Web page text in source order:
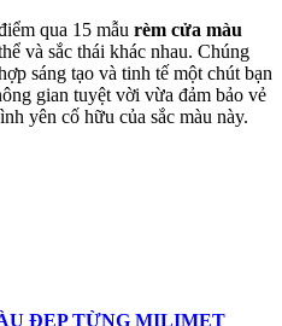
qua 15 mẫu rèm cửa màu
và sắc thái khác nhau. Chúng
sáng tạo và tinh tế một chút bạn
gian tuyệt vời vừa đảm bảo vẻ
yên cố hữu của sắc màu này.
ĐẸP TỪNG MILIMET